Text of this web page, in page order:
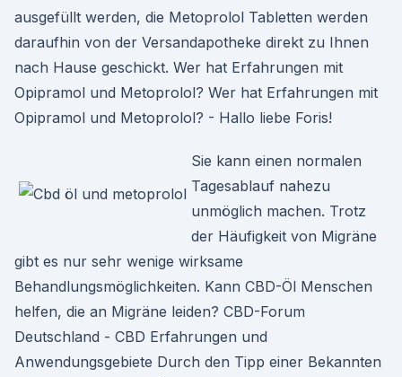
ausgefüllt werden, die Metoprolol Tabletten werden
daraufhin von der Versandapotheke direkt zu Ihnen
nach Hause geschickt. Wer hat Erfahrungen mit
Opipramol und Metoprolol? Wer hat Erfahrungen mit
Opipramol und Metoprolol? - Hallo liebe Foris!
Sie kann einen normalen
Tagesablauf nahezu
unmöglich machen. Trotz
der Häufigkeit von Migräne
gibt es nur sehr wenige wirksame
Behandlungsmöglichkeiten. Kann CBD-Öl Menschen
helfen, die an Migräne leiden? CBD-Forum
Deutschland - CBD Erfahrungen und
Anwendungsgebiete Durch den Tipp einer Bekannten